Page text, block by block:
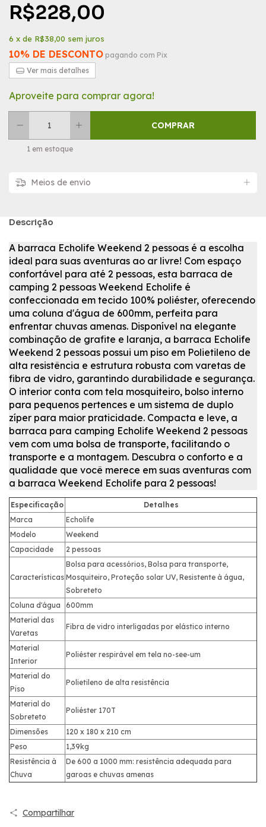
R$228,00
6 x de R$38,00 sem juros
10% DE DESCONTO pagando com Pix
Ver mais detalhes
Aproveite para comprar agora!
1em estoque
Meios de envio
Descrição
A barraca Echolife Weekend 2 pessoas é a escolha
ideal para suas aventuras ao ar livre! Com espaço
confortável para até 2 pessoas, esta barraca de
camping 2 pessoas Weekend Echolife é
confeccionada em tecido 100% poliéster, oferecendo
uma coluna d'água de 600mm, perfeita para
enfrentar chuvas amenas. Disponível na elegante
combinação de grafite e laranja, a barraca Echolife
Weekend 2 pessoas possui um piso em Polietileno de
alta resistência e estrutura robusta com varetas de
fibra de vidro, garantindo durabilidade e segurança.
O interior conta com tela mosquiteiro, bolso interno
para pequenos pertences e um sistema de duplo
zíper para maior praticidade. Compacta e leve, a
barraca para camping Echolife Weekend 2 pessoas
vem com uma bolsa de transporte, facilitando o
transporte e a montagem. Descubra o conforto e a
qualidade que você merece em suas aventuras com
a barraca Weekend Echolife para 2 pessoas!
Especificação
Detalhes
Marca
Echolife
Modelo
Weekend
Capacidade
2 pessoas
Características
Bolsa para acessórios, Bolsa para transporte,
Mosquiteiro, Proteção solar UV, Resistente à água,
Sobreteto
Coluna d'água
600mm
Material das
Varetas
Fibra de vidro interligadas por elástico interno
Material
Interior
Poliéster respirável em tela no-see-um
Material do
Piso
Polietileno de alta resistência
Material do
Sobreteto
Poliéster 170T
Dimensões
120 x 180 x 210 cm
Peso
1,39kg
Resistência à
Chuva
De 600 a 1000 mm: resistência adequada para
garoas e chuvas amenas
Compartilhar